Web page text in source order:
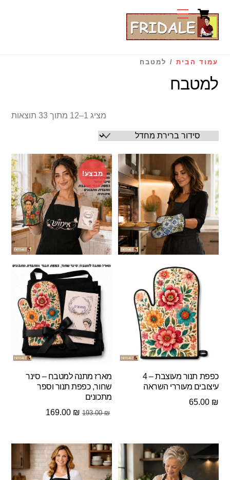
content
MenuCart
עמוד הבית / למטבח
למטבח
מציג 1–12 מתוך 33 תוצאות
כפפת תנור מעוצבת – 4
עיצובים מעוררי השראה
65.00 ₪
מבצע!
מארז מתנה למטבח – סינר
שחור, כפפת תנור וספר
מתכונים
193.00₪
המחיר
193.00 ₪.
169.00 ₪
169.00 ₪.